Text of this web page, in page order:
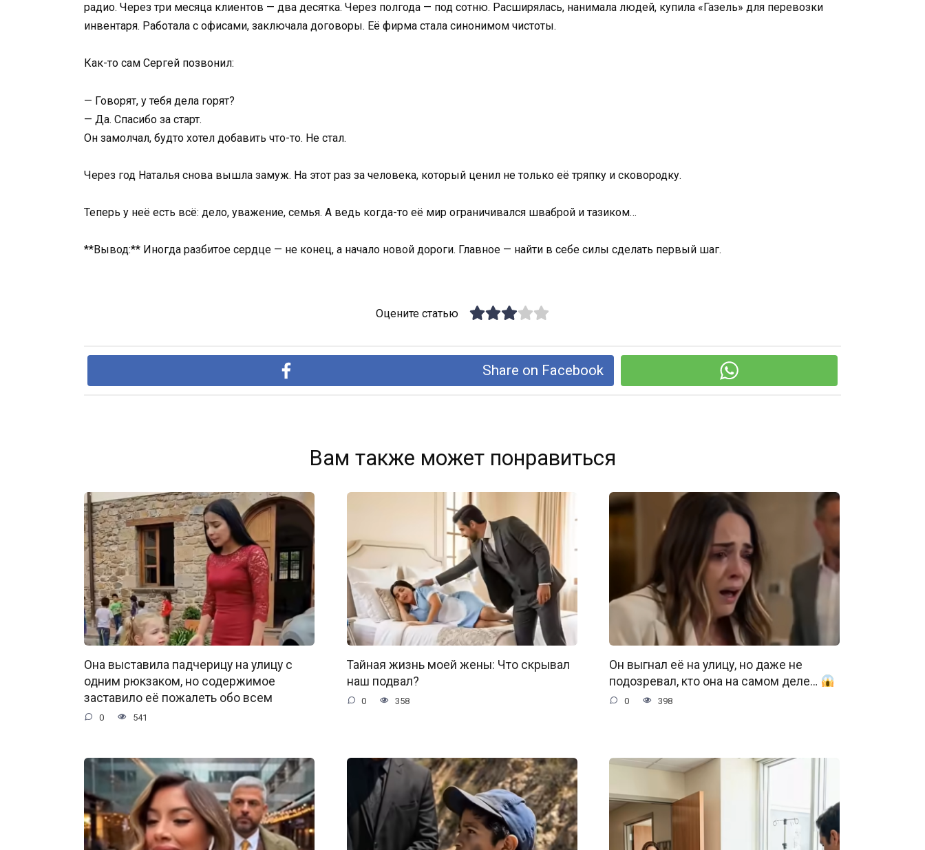
радио. Через три месяца клиентов — два десятка. Через полгода — под сотню. Расширялась, нанимала людей, купила «Газель» для перевозки
инвентаря. Работала с офисами, заключала договоры. Её фирма стала синонимом чистоты.
Как-то сам Сергей позвонил:
— Говорят, у тебя дела горят?
— Да. Спасибо за старт.
Он замолчал, будто хотел добавить что-то. Не стал.
Через год Наталья снова вышла замуж. На этот раз за человека, который ценил не только её тряпку и сковородку.
Теперь у неё есть всё: дело, уважение, семья. А ведь когда-то её мир ограничивался шваброй и тазиком…
**Вывод:** Иногда разбитое сердце — не конец, а начало новой дороги. Главное — найти в себе силы сделать первый шаг.
Оцените статью
Share on Facebook
Вам также может понравиться
Она выставила падчерицу на улицу с
одним рюкзаком, но содержимое
заставило её пожалеть обо всем
0 541
Тайная жизнь моей жены: Что скрывал
наш подвал?
0 358
Он выгнал её на улицу, но даже не
подозревал, кто она на самом деле…
0 398